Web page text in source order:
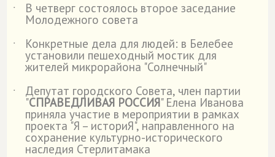
˙ В четверг состоялось второе заседание
Молодежного совета
˙
Конкретные дела для людей: в Белебее
установили пешеходный мостик для
жителей микрорайона "Солнечный"
˙
Депутат городского Совета, член партии
"СПРАВЕДЛИВАЯ РОССИЯ" Елена Иванова
приняла участие в мероприятии в рамках
проекта "Я – историЯ", направленного на
сохранение культурно-исторического
наследия Стерлитамака